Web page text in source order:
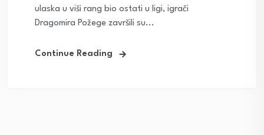
ulaska u viši rang bio ostati u ligi, igrači
Dragomira Požege završili su...
Continue Reading